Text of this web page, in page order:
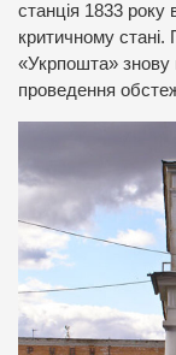
станція 1833
критичному
«Укрпошта» знову
проведення